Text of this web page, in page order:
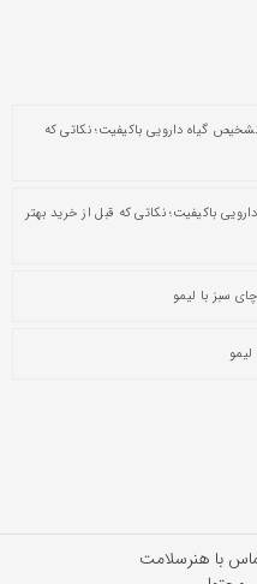
تشخیص گیاه دارویی باکیفیت؛ نکاتی که
باکیفیت؛ نکاتی که قبل از خرید بهتر
سبز با لیمو
با هنرسلامت